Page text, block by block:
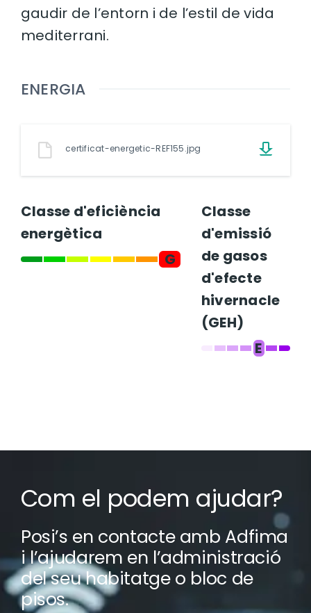
gaudir de l’entorn i de l’estil de vida
mediterrani.
ENERGIA
certificat-energetic-REF155.jpg
Classe d'eficiència
energètica
G
Classe
d'emissió
de gasos
d'efecte
hivernacle
(GEH)
E
Com el podem ajudar?
Posi’s en contacte amb Adfima
i l’ajudarem en l’administració
del seu habitatge o bloc de
pisos.